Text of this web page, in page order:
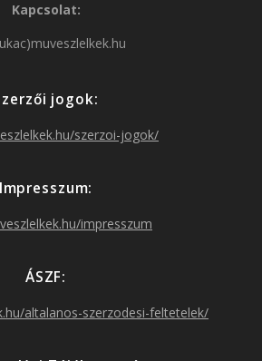
s
r
a
m
r
Kapcsolat:
jogok:
szerzoi-jogok/
Impresszum:
impresszum
ÁSZF:
altalanos-szerzodesi-feltetelek/